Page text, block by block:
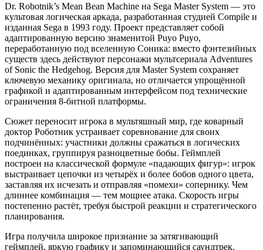
Dr. Robotnik’s Mean Bean Machine на Sega Master System — это
культовая логическая аркада, разработанная студией Compile и
изданная Sega в 1993 году. Проект представляет собой
адаптированную версию знаменитой Puyo Puyo,
переработанную под вселенную Соника: вместо фэнтезийных
существ здесь действуют персонажи мультсериала Adventures
of Sonic the Hedgehog. Версия для Master System сохраняет
ключевую механику оригинала, но отличается упрощённой
графикой и адаптированным интерфейсом под технические
ограничения 8-битной платформы.
Сюжет переносит игрока в мультяшный мир, где коварный
доктор Роботник устраивает соревнование для своих
подчинённых: участники должны сражаться в логических
поединках, группируя разноцветные бобы. Геймплей
построен на классической формуле «падающих фигур»: игрок
выстраивает цепочки из четырёх и более бобов одного цвета,
заставляя их исчезать и отправляя «помехи» сопернику. Чем
длиннее комбинация — тем мощнее атака. Скорость игры
постепенно растёт, требуя быстрой реакции и стратегического
планирования.
Игра получила широкое признание за затягивающий
геймплей, яркую графику и запоминающийся саундтрек.